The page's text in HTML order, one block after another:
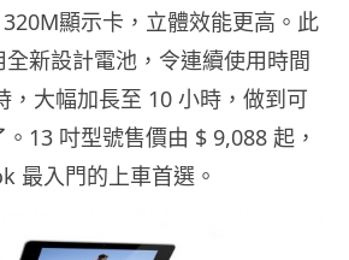
顯示卡，立體效能更高。此
新設計電池，令連續使用時間
，大幅加長至 10 小時，做到可
13 吋型號售價由 $ 9,088 起，
最入門的上車首選。